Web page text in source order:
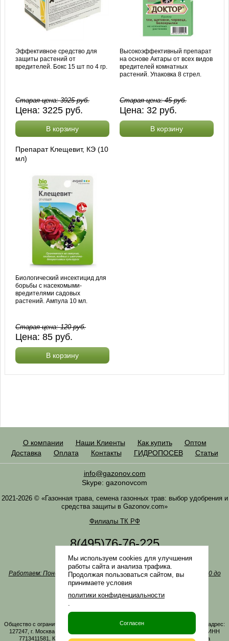
Эффективное средство для
защиты растений от
вредителей. Бокс 15 шт по 4 гр.
Старая цена:3925руб.
Цена:3225 руб.
В корзину
Высокоэффективный препарат
на основе Актары от всех видов
вредителей комнатных
растений. Упаковка 8 стрел.
Старая цена:45руб.
Цена: 32 руб.
В корзину
Препарат Клещевит, КЭ (10
мл)
Биологический инсектицид для
борьбы с насекомыми-
вредителями садовых
растений. Ампула 10 мл.
Старая цена:120руб.
Цена:85 руб.
В корзину
О компании Наши Клиенты Как купить
Оптом
Доставка
Оплата Контакты ГИДРОПОСЕВ Статьи
info@gazonov.com
Skype: gazonovcom
2021-2026 © «Газонная трава, семена газонных трав: выбор удобрения и
средства защиты в Gazonov.com»
Филиалы ТК РФ
8(495)76-76-225
8(985)76-76-335
Наша почтаinfo@gazonov.com
Работаем: Понедельник-четверг с 10:00 до 18:00, пятница - с 10:00 до
17:00
Наши награды и письма
Политика конфиденциальности
Заказать обратный звонок
Общество с ограниченной ответственностью «ГАЗОНОВКОМ» Юридический адрес:
127247, г. Москва, Дмитровское ш., д. 100, стр. 2, этаж 01, помещение 3106 ИНН
7713411581, КПП 771301001 ОГРН 1167746161219. Все материалы сайта
Мы используем cookies для улучшения
работы сайта и анализа трафика.
Продолжая пользоваться сайтом, вы
принимаете условия
политики конфиденциальности
.
Согласен